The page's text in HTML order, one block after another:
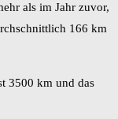
als im Jahr zuvor,
166 km
3500 km und das